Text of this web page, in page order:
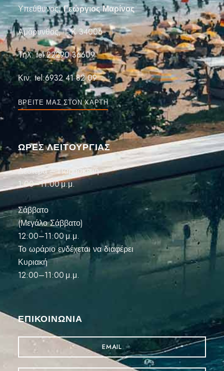
Υπεύθυνος;Γεώργιος Μαρίνος
Αμάρυνθος, Τ.Κ 34006
Τηλ:tel:22290 36609
Κιν:tel:6932 41 82 09
ΒΡΕΊΤΕ ΜΑΣ ΣΤΟΝ ΧΆΡΤΗ
ΏΡΕΣ ΛΕΙΤΟΥΡΓΙΑΣ
Δευτέρα – Παρασκευή
1:00–11:00 μ.μ.
Σάββατο
(Μεγάλο Σάββατο)
12:00–11:00 μ.μ.
Το ωράριο ενδέχεται να διαφέρει
Κυριακή
12:00–11:00 μ.μ.
ΕΠΙΚΟΙΝΩΝΊΑ
EMAIL